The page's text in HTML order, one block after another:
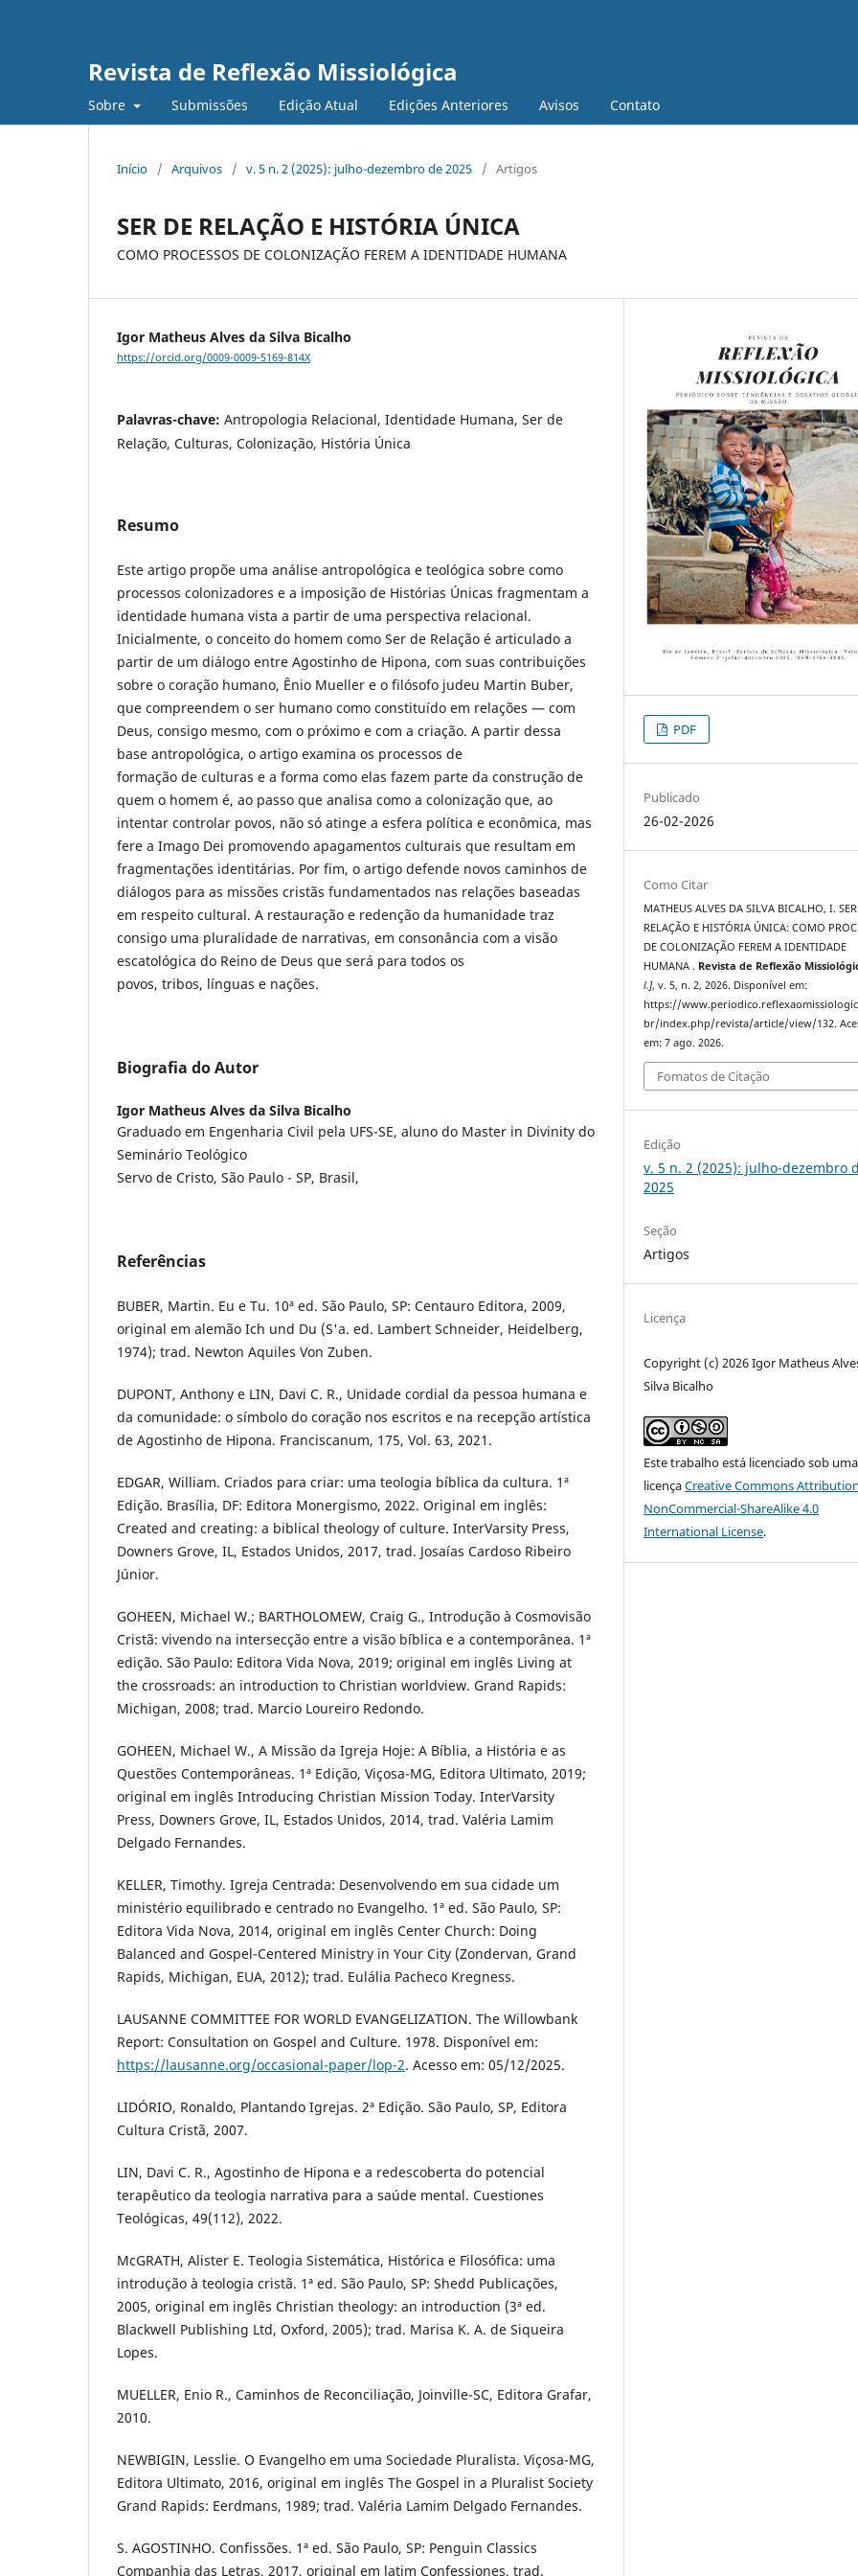
Revista de Reflexão Missiológica
Sobre Submissões Edição Atual Edições Anteriores Avisos Contato
Início / Arquivos / v. 5 n. 2 (2025): julho-dezembro de 2025 / Artigos
SER DE RELAÇÃO E HISTÓRIA ÚNICA
COMO PROCESSOS DE COLONIZAÇÃO FEREM A IDENTIDADE HUMANA
Igor Matheus Alves da Silva Bicalho
https://orcid.org/0009-0009-5169-814X
Palavras-chave: Antropologia Relacional, Identidade Humana, Ser de
Relação, Culturas, Colonização, História Única
Resumo
Este artigo propõe uma análise antropológica e teológica sobre como
processos colonizadores e a imposição de Histórias Únicas fragmentam a
identidade humana vista a partir de uma perspectiva relacional.
Inicialmente, o conceito do homem como Ser de Relação é articulado a
partir de um diálogo entre Agostinho de Hipona, com suas contribuições
sobre o coração humano, Ênio Mueller e o filósofo judeu Martin Buber,
que compreendem o ser humano como constituído em relações — com
Deus, consigo mesmo, com o próximo e com a criação. A partir dessa
base antropológica, o artigo examina os processos de
formação de culturas e a forma como elas fazem parte da construção de
quem o homem é, ao passo que analisa como a colonização que, ao
intentar controlar povos, não só atinge a esfera política e econômica, mas
fere a Imago Dei promovendo apagamentos culturais que resultam em
fragmentações identitárias. Por fim, o artigo defende novos caminhos de
diálogos para as missões cristãs fundamentados nas relações baseadas
em respeito cultural. A restauração e redenção da humanidade traz
consigo uma pluralidade de narrativas, em consonância com a visão
escatológica do Reino de Deus que será para todos os
povos, tribos, línguas e nações.
Biografia do Autor
Igor Matheus Alves da Silva Bicalho
Graduado em Engenharia Civil pela UFS-SE, aluno do Master in Divinity do
Seminário Teológico
Servo de Cristo, São Paulo - SP, Brasil,
Referências
BUBER, Martin. Eu e Tu. 10ª ed. São Paulo, SP: Centauro Editora, 2009,
original em alemão Ich und Du (S'a. ed. Lambert Schneider, Heidelberg,
1974); trad. Newton Aquiles Von Zuben.
DUPONT, Anthony e LIN, Davi C. R., Unidade cordial da pessoa humana e
da comunidade: o símbolo do coração nos escritos e na recepção artística
de Agostinho de Hipona. Franciscanum, 175, Vol. 63, 2021.
EDGAR, William. Criados para criar: uma teologia bíblica da cultura. 1ª
Edição. Brasília, DF: Editora Monergismo, 2022. Original em inglês:
Created and creating: a biblical theology of culture. InterVarsity Press,
Downers Grove, IL, Estados Unidos, 2017, trad. Josaías Cardoso Ribeiro
Júnior.
GOHEEN, Michael W.; BARTHOLOMEW, Craig G., Introdução à Cosmovisão
Cristã: vivendo na intersecção entre a visão bíblica e a contemporânea. 1ª
edição. São Paulo: Editora Vida Nova, 2019; original em inglês Living at
the crossroads: an introduction to Christian worldview. Grand Rapids:
Michigan, 2008; trad. Marcio Loureiro Redondo.
GOHEEN, Michael W., A Missão da Igreja Hoje: A Bíblia, a História e as
Questões Contemporâneas. 1ª Edição, Viçosa-MG, Editora Ultimato, 2019;
original em inglês Introducing Christian Mission Today. InterVarsity
Press, Downers Grove, IL, Estados Unidos, 2014, trad. Valéria Lamim
Delgado Fernandes.
KELLER, Timothy. Igreja Centrada: Desenvolvendo em sua cidade um
ministério equilibrado e centrado no Evangelho. 1ª ed. São Paulo, SP:
Editora Vida Nova, 2014, original em inglês Center Church: Doing
Balanced and Gospel-Centered Ministry in Your City (Zondervan, Grand
Rapids, Michigan, EUA, 2012); trad. Eulália Pacheco Kregness.
LAUSANNE COMMITTEE FOR WORLD EVANGELIZATION. The Willowbank
Report: Consultation on Gospel and Culture. 1978. Disponível em:
https://lausanne.org/occasional-paper/lop-2. Acesso em: 05/12/2025.
LIDÓRIO, Ronaldo, Plantando Igrejas. 2ª Edição. São Paulo, SP, Editora
Cultura Cristã, 2007.
LIN, Davi C. R., Agostinho de Hipona e a redescoberta do potencial
terapêutico da teologia narrativa para a saúde mental. Cuestiones
Teológicas, 49(112), 2022.
McGRATH, Alister E. Teologia Sistemática, Histórica e Filosófica: uma
introdução à teologia cristã. 1ª ed. São Paulo, SP: Shedd Publicações,
2005, original em inglês Christian theology: an introduction (3ª ed.
Blackwell Publishing Ltd, Oxford, 2005); trad. Marisa K. A. de Siqueira
Lopes.
MUELLER, Enio R., Caminhos de Reconciliação, Joinville-SC, Editora Grafar,
2010.
NEWBIGIN, Lesslie. O Evangelho em uma Sociedade Pluralista. Viçosa-MG,
Editora Ultimato, 2016, original em inglês The Gospel in a Pluralist Society
Grand Rapids: Eerdmans, 1989; trad. Valéria Lamim Delgado Fernandes.
S. AGOSTINHO. Confissões. 1ª ed. São Paulo, SP: Penguin Classics
Companhia das Letras, 2017, original em latim Confessiones, trad.
PDF
Publicado
26-02-2026
Como Citar
MATHEUS ALVES DA SILVA BICALHO, I.
RELAÇÃO E HISTÓRIA ÚNICA: COMO
DE COLONIZAÇÃO FEREM A IDENTIDADE
HUMANA . Revista de Reflexão
l.], v. 5, n. 2, 2026. Disponível em:
https://
br/index.php/revista/article/view/132.
em: 7 ago. 2026.
Fomatos de Citação
Edição
v. 5 n. 2 (2025): julho-dezembro
2025
Seção
Artigos
Licença
Copyright (c) 2026 Igor Matheus
Silva Bicalho
Este trabalho está licenciado sob uma
licençaCreative Commons
NonCommercial-ShareAlike 4.0
International License.